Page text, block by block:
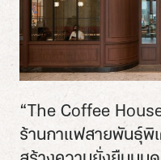
“The Coffee
ร้านกาแฟสายพันธุ์พิ